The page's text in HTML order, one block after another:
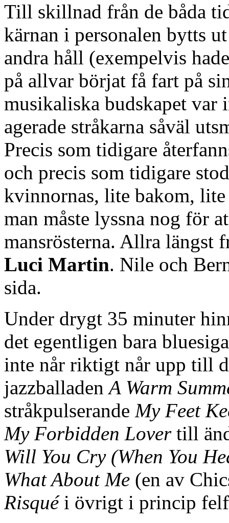
Till skillnad från de båda
kärnan i personalen bytts
andra håll (exempelvis
på allvar börjat få fart på
musikaliska budskapet var
agerade stråkarna såväl
Precis som tidigare
och precis som tidigare
kvinnornas, lite bakom,
man måste lyssna nog för
mansrösterna. Allra längst
Luci Martin. Nile och
sida.
Under drygt 35 minuter
det egentligen bara
inte når riktigt når upp till
jazzballadenA Warm
stråkpulserande My Feet
My Forbidden Lovertill
Will You Cry (When You
What About Me (en av
Risquéi övrigt i princip